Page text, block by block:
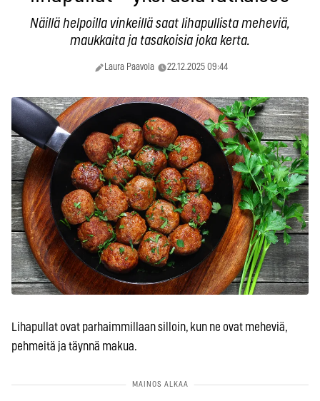
Näillä helpoilla vinkeillä saat lihapullista meheviä,
maukkaita ja tasakoisia joka kerta.
Laura Paavola 22.12.2025 09:44
Lihapullat ovat parhaimmillaan silloin, kun ne ovat meheviä,
pehmeitä ja täynnä makua.